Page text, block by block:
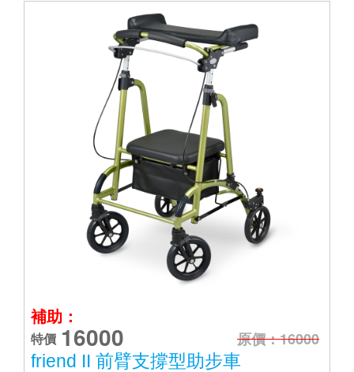
補助：
特價 16000
原價：16000
friend II 前臂支撐型助步車